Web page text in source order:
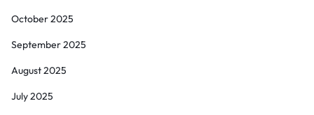
October 2025
September 2025
August 2025
July 2025